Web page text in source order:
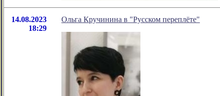
14.08.2023
18:29
Ольга Кручинина в "Русском переплёте"